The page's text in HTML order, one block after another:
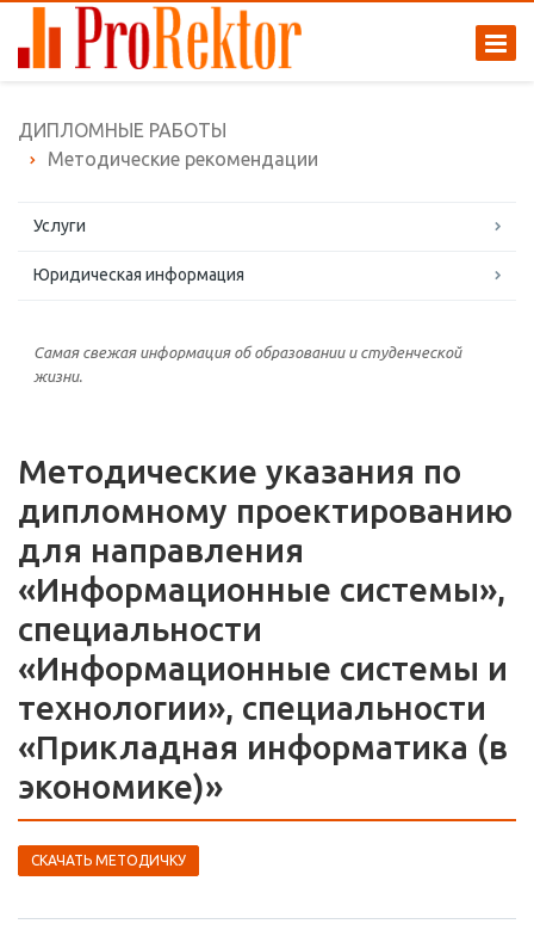
ДИПЛОМНЫЕ РАБОТЫ
Методические рекомендации
Услуги
Юридическая информация
Самая свежая информация об образовании и студенческой
жизни.
Методические указания по
дипломному проектированию
для направления
«Информационные системы»,
специальности
«Информационные системы и
технологии», специальности
«Прикладная информатика (в
экономике)»
СКАЧАТЬ МЕТОДИЧКУ